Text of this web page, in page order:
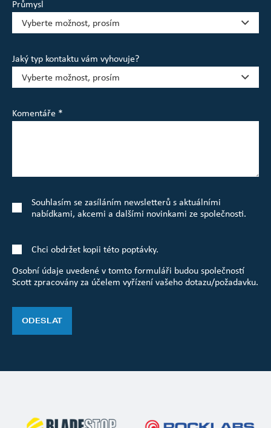
Průmysl
Jaký typ kontaktu vám vyhovuje?
Komentáře *
Souhlasím se zasíláním newsletterů s aktuálními
nabídkami, akcemi a dalšími novinkami ze společnosti.
Chci obdržet kopii této poptávky.
Osobní údaje uvedené v tomto formuláři budou společností
Scott zpracovány za účelem vyřízení vašeho dotazu/požadavku.
ODESLAT